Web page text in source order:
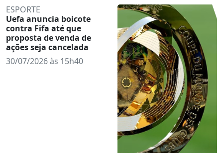
ESPORTE
Uefa anuncia boicote
contra Fifa até que
proposta de venda de
ações seja cancelada
30/07/2026 às 15h40